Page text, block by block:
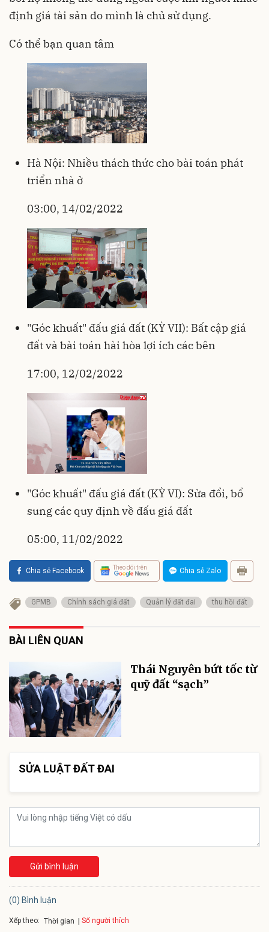
định giá tài sản do mình là chủ sử dụng.
Có thể bạn quan tâm
Hà Nội: Nhiều thách thức cho bài toán phát
triển nhà ở
03:00, 14/02/2022
"Góc khuất" đấu giá đất (KỲ VII): Bất cập giá
đất và bài toán hài hòa lợi ích các bên
17:00, 12/02/2022
"Góc khuất" đấu giá đất (KỲ VI): Sửa đổi, bổ
sung các quy định về đấu giá đất
05:00, 11/02/2022
Chia sẻ Facebook Theo dõi trên Chia sẻ Zalo
GPMB Chính sách giá đất Quản lý đất đai thu hồi đất
BÀI LIÊN QUAN
Thái Nguyên bứt tốc từ
quỹ đất “sạch”
SỬA LUẬT ĐẤT ĐAI
Gửi bình luận
(0) Bình luận
Xếp theo: Thời gian Số người thích